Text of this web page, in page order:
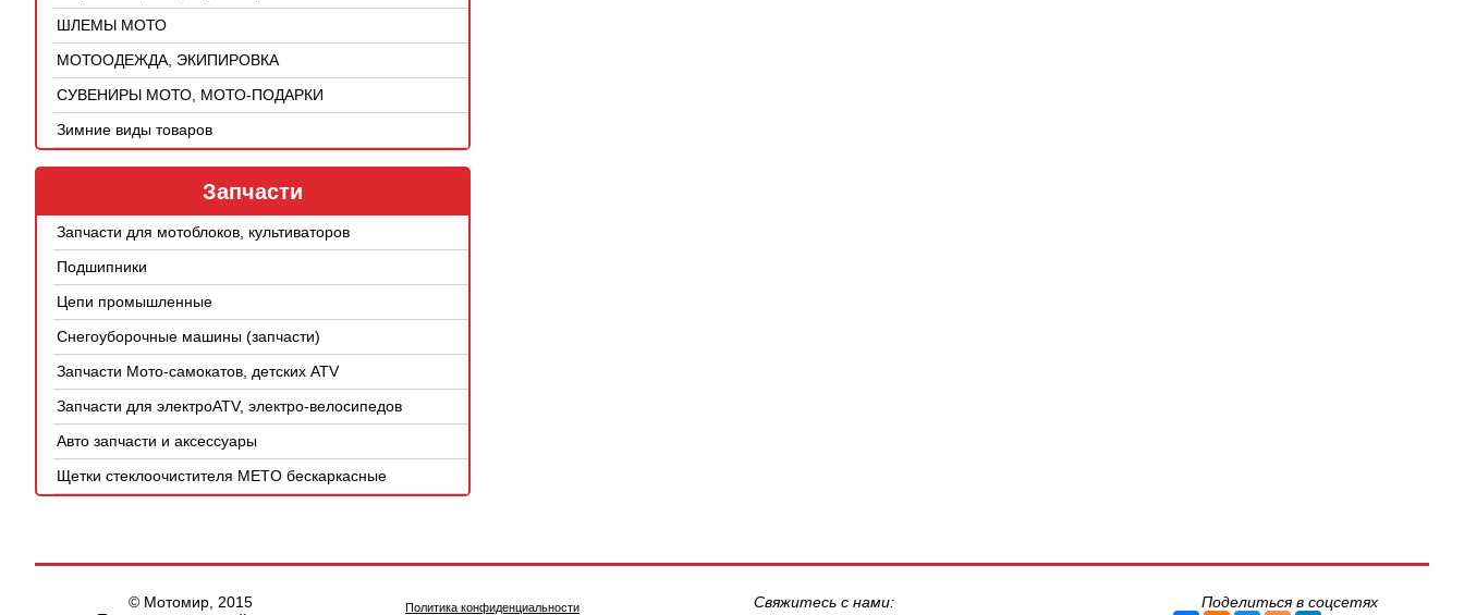
ШЛЕМЫ МОТО
МОТООДЕЖДА, ЭКИПИРОВКА
СУВЕНИРЫ МОТО, МОТО-ПОДАРКИ
Зимние виды товаров
Запчасти
Запчасти для мотоблоков, культиваторов
Подшипники
Цепи промышленные
Снегоуборочные машины (запчасти)
Запчасти Мото-самокатов, детских ATV
Запчасти для электроATV, электро-велосипедов
Авто запчасти и аксессуары
Щетки стеклоочистителя METO бескаркасные
© Мотомир, 2015
Политика конфиденциальности Свяжитесь с нами: Поделиться в соцсетях